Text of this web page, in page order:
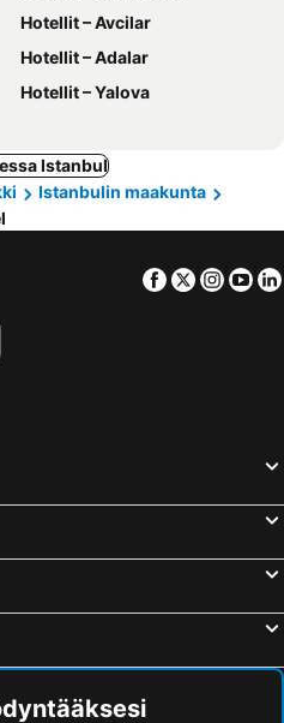
Hotellit – Avcilar
Hotellit – Adalar
Hotellit – Yalova
Istanbul
Istanbulin maakunta
Facebook
Twitter